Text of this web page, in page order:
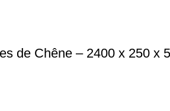
de Chêne – 2400 x 250 x